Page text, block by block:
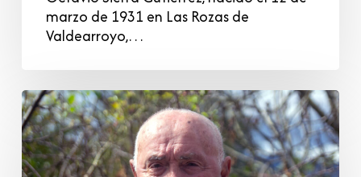
marzo de 1931 en Las Rozas de
Valdearroyo,…
Ceferino
Sánchez
Noval